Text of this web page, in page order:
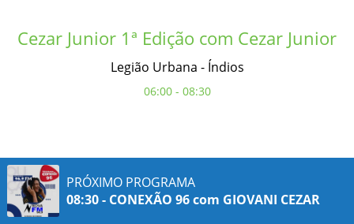
Cezar Junior 1ª Edição com Cezar Junior
Legião Urbana - Índios
06:00 - 08:30
PRÓXIMO PROGRAMA
08:30 - CONEXÃO 96 com GIOVANI CEZAR